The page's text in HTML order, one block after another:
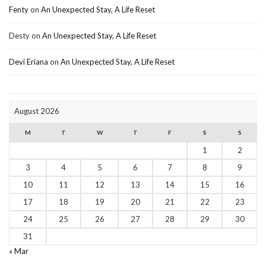
Fentyon An Unexpected Stay, A Life Reset
Destyon An Unexpected Stay, A Life Reset
Devi Eriana on An Unexpected Stay, A Life Reset
August 2026
M T W T F S S
1
2
3
4 5 6 7 8
9
10
11 12 13 14 15
16
17
18 19 20 21 22
23
24
25 26 27 28 29
30
31
« Mar